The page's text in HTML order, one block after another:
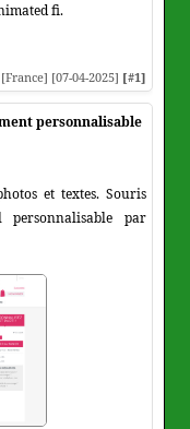
fi.
[07-04-2025] [#1]
personnalisable
et textes. Souris
par